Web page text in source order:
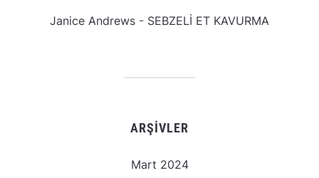
Janice Andrews - SEBZELİ ET KAVURMA
ARŞIVLER
Mart 2024